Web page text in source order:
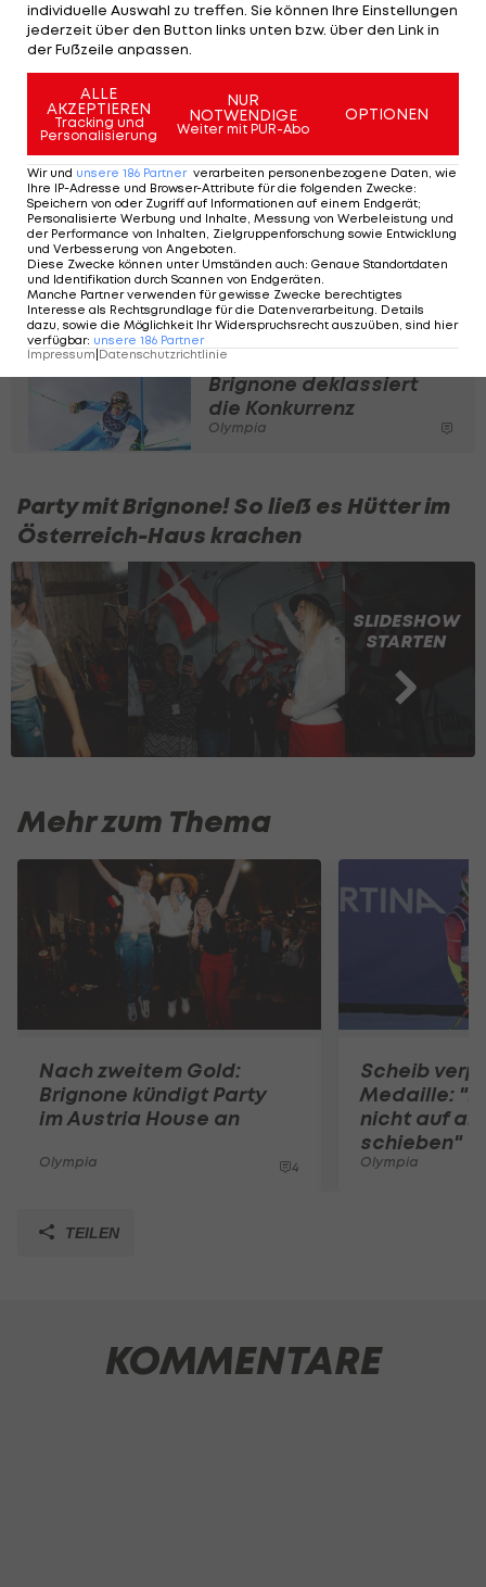
Brignone kündigt Party
im Austria House an
Olympia
Doppel-
Olympiasiegerin
Brignone: "Habe keine
Worte"
Olympia
Doppel-
Olympiasiegerin!
Brignone deklassiert
die Konkurrenz
Olympia
Party mit Brignone! So ließ es Hütter im
Österreich-Haus krachen
SLIDESHOW
STARTEN
Mehr zum Thema
Nach zweitem Gold:
Brignone kündigt Party
im Austria House an
Olympia 4
Scheib
Medaille:
nicht auf
schieben"
Olympia
TEILEN
KOMMENTARE
individuelle Auswahl zu treffen. Sie können Ihre Einstellungen
jederzeit über den Button links unten bzw. über den Link in
der Fußzeile anpassen.
ALLE
AKZEPTIEREN
Tracking und
Personalisierung
NUR
NOTWENDIGE
Weiter mit PUR-Abo
OPTIONEN
Wir und unsere 186 Partner verarbeiten personenbezogene Daten, wie
Ihre IP-Adresse und Browser-Attribute für die folgenden Zwecke:
Speichern von oder Zugriff auf Informationen auf einem Endgerät;
Personalisierte Werbung und Inhalte, Messung von Werbeleistung und
der Performance von Inhalten, Zielgruppenforschung sowie Entwicklung
und Verbesserung von Angeboten.
Diese Zwecke können unter Umständen auch: Genaue Standortdaten
und Identifikation durch Scannen von Endgeräten.
Manche Partner verwenden für gewisse Zwecke berechtigtes
Interesse als Rechtsgrundlage für die Datenverarbeitung. Details
dazu, sowie die Möglichkeit Ihr Widerspruchsrecht auszuüben, sind hier
verfügbar: unsere 186 Partner
Impressum Datenschutzrichtlinie